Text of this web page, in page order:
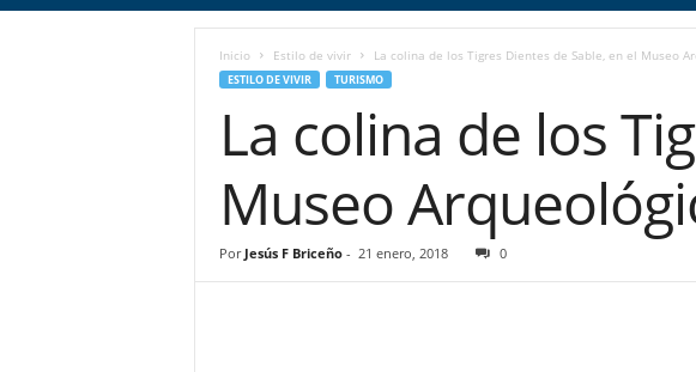
v
Inicio Estilo de vivir La colina de los Tigres Dientes de Sable, en el Museo
ESTILO DE VIVIR TURISMO
La colina de los
Museo
Por Jesús F Briceño- 21 enero, 2018 0